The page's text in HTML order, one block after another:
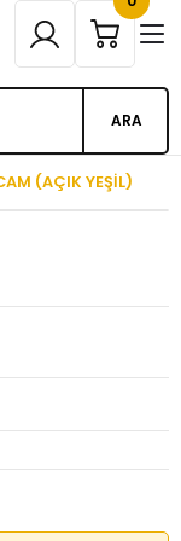
ARA
(AÇIK YEŞİL)